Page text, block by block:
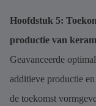
Hoofdstuk 5:
productie van
Geavanceerde
additieve productie
de toekomst